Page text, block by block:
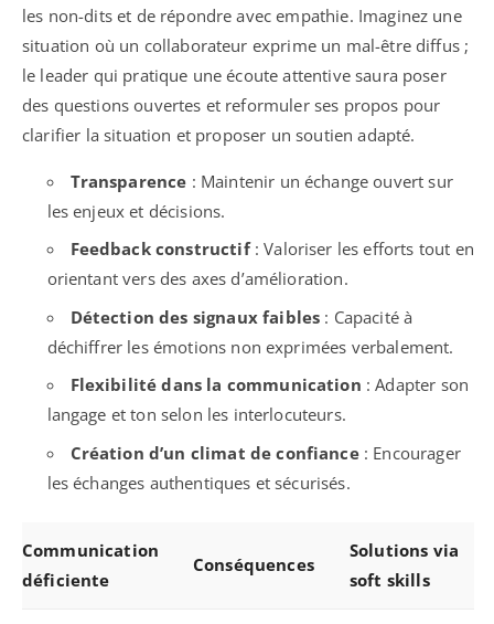
les non-dits et de répondre avec empathie. Imaginez une
situation où un collaborateur exprime un mal-être diffus ;
le leader qui pratique une écoute attentive saura poser
des questions ouvertes et reformuler ses propos pour
clarifier la situation et proposer un soutien adapté.
Transparence : Maintenir un échange ouvert sur
les enjeux et décisions.
Feedback constructif: Valoriser les efforts tout en
orientant vers des axes d’amélioration.
Détection des signaux faibles : Capacité à
déchiffrer les émotions non exprimées verbalement.
Flexibilité dans la communication : Adapter son
langage et ton selon les interlocuteurs.
Création d’un climat de confiance: Encourager
les échanges authentiques et sécurisés.
Communication
déficiente
Conséquences
Solutions via
soft skills